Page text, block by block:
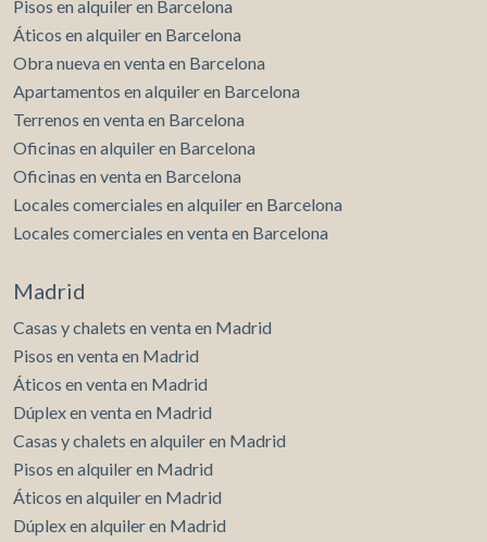
disponible bajo solicitud de los interesados.
Pisos en alquiler en Barcelona
Áticos en alquiler en Barcelona
Obra nueva en venta en Barcelona
Apartamentos en alquiler en Barcelona
Terrenos en venta en Barcelona
Oficinas en alquiler en Barcelona
Oficinas en venta en Barcelona
Locales comerciales en alquiler en Barcelona
Locales comerciales en venta en Barcelona
Madrid
Casas y chalets en venta en Madrid
Pisos en venta en Madrid
Áticos en venta en Madrid
Dúplex en venta en Madrid
Casas y chalets en alquiler en Madrid
Pisos en alquiler en Madrid
Áticos en alquiler en Madrid
Dúplex en alquiler en Madrid